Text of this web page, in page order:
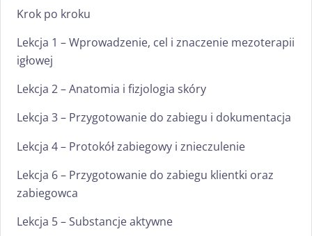
Krok po kroku
Lekcja 1 – Wprowadzenie, cel i znaczenie mezoterapii
igłowej
Lekcja 2 – Anatomia i fizjologia skóry
Lekcja 3 – Przygotowanie do zabiegu i dokumentacja
Lekcja 4 – Protokół zabiegowy i znieczulenie
Lekcja 6 – Przygotowanie do zabiegu klientki oraz
zabiegowca
Lekcja 5 – Substancje aktywne